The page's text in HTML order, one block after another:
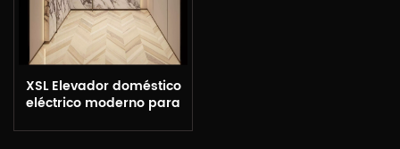
XSL Elevador doméstico
eléctrico moderno para
fabricante de ascensores